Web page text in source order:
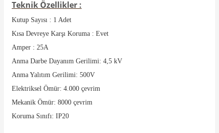
Teknik Özellikler :
Kutup Sayısı : 1 Adet
Kısa Devreye Karşı Koruma : Evet
Amper : 25A
Anma Darbe Dayanım Gerilimi: 4,5 kV
Anma Yalıtım Gerilimi: 500V
Elektriksel Ömür: 4.000 çevrim
Mekanik Ömür: 8000 çevrim
Koruma Sınıfı: IP20